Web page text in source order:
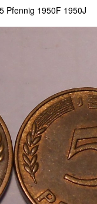
Pfennig 1950F 1950J